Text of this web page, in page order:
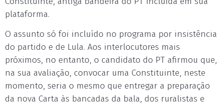
plataforma.
O assunto só foi incluído no programa por insistência
do partido e de Lula. Aos interlocutores mais
próximos, no entanto, o candidato do PT afirmou que,
na sua avaliação, convocar uma Constituinte, neste
momento, seria o mesmo que entregar a preparação
da nova Carta às bancadas da bala, dos ruralistas e